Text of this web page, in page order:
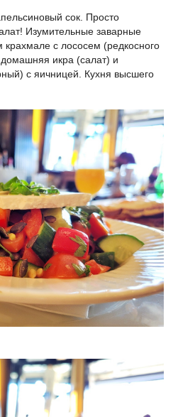
сок. Просто
Изумительные заварные
с лососем (редкосного
икра (салат) и
с яичницей. Кухня высшего